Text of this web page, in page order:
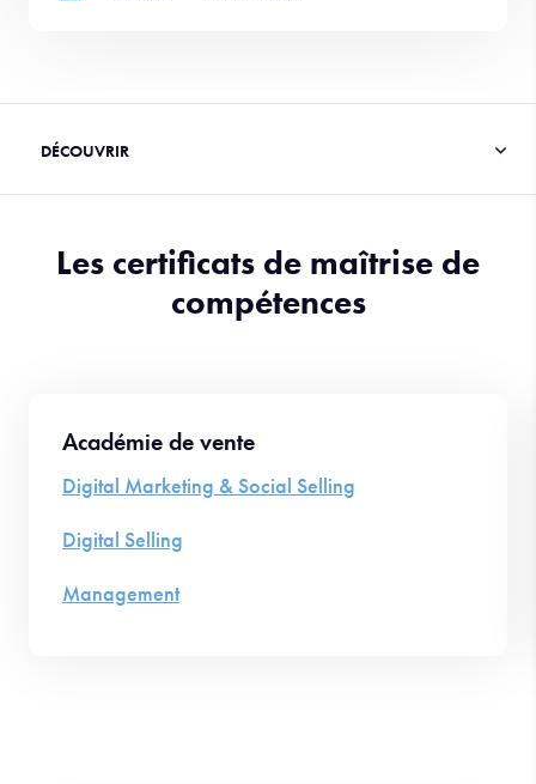
Les certificats de maîtrise de
compétences
Académie de vente
Digital Marketing & Social Selling
Digital Selling
Management